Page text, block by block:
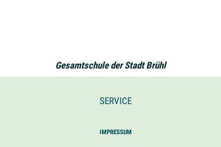
Gesamtschule der Stadt Brühl
SERVICE
IMPRESSUM